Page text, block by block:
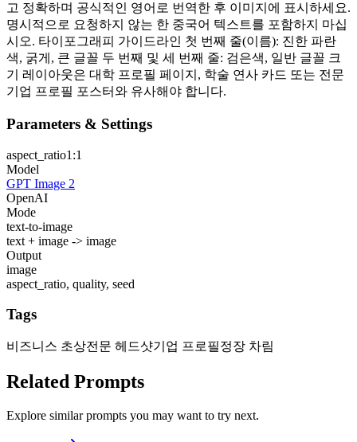
고 정확하며 공식적인 영어로 번역한 후 이미지에 표시하세요.
명시적으로 요청하지 않는 한 중국어 텍스트를 포함하지 마십
시오. 타이포그래피 가이드라인 첫 번째 줄(이름): 진한 파란
색, 굵게, 큰 글꼴 두 번째 및 세 번째 줄: 검은색, 일반 글꼴 크
기 레이아웃은 대학 프로필 페이지, 학술 연사 카드 또는 전문
기업 프로필 포스터와 유사해야 합니다.
Parameters & Settings
aspect_ratio1:1
Model
GPT Image 2
OpenAI
Mode
text-to-image
text + image -> image
Output
image
aspect_ratio, quality, seed
Tags
비즈니스 초상전문 헤드샷기업 프로필정장 차림
Related Prompts
Explore similar prompts you may want to try next.